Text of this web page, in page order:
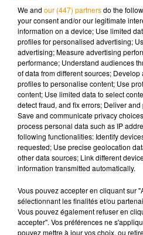
de perturbations !) en temps
trajet sera aussi disponible. Un
disponible et il se déclinera très
application.
Musique
7 août 2026
Madonna
Sensation »
Angèle et
We and our (447) partnersdo the
your consent and/or our legitimate
information on a device; Use limited
profiles for personalised advertising;
advertising; Measure advertising
performance; Understand audiences
of data from different sources;
profiles to personalise content; Use
content; Use limited data to select
detect fraud, and fix errors; Deliver
Save and communicate privacy
process personal data such as IP
following functionalities: Identify
requested; Use precise geolocation
other data sources; Link different
information transmitted automatically.
Vous pouvez accepter en cliquant sur
sélectionnant les finalités et/ou
Vous pouvez également refuser en
accepter". Vos préférences ne
pouvez mettre à jour vos choix, ou